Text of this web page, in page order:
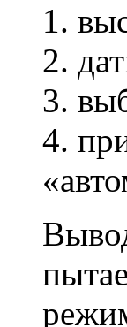
1.
2.
3.
4.